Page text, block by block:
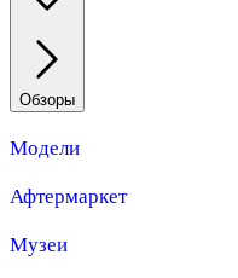
Обзоры
Модели
Афтермаркет
Музеи